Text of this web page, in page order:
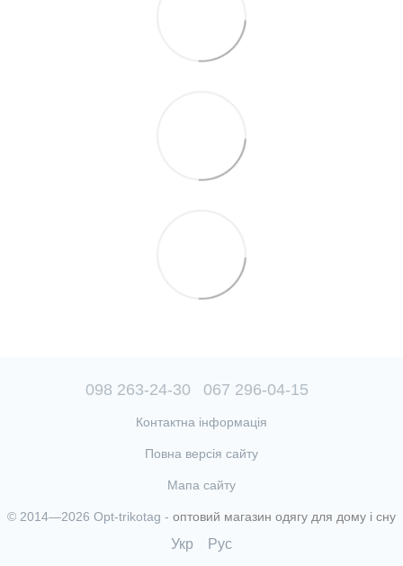
098 263-24-30 067 296-04-15
Контактна інформація
Повна версія сайту
Мапа сайту
© 2014—2026 Opt-trikotag - оптовий магазин одягу для дому і сну
Укр Рус